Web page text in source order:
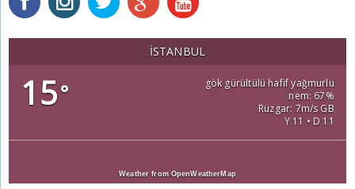
İSTANBUL
15°
gök gürültülü hafif yağmurlu
nem: 67%
Rüzgar: 7m/s GB
Y 11 • D 11
Weather from OpenWeatherMap